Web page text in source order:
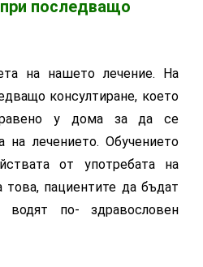
последващо
на нашето лечение. На
консултиране, което
у дома за да се
на лечението. Обучението
от употребата на
това, пациентите да бъдат
по- здравословен